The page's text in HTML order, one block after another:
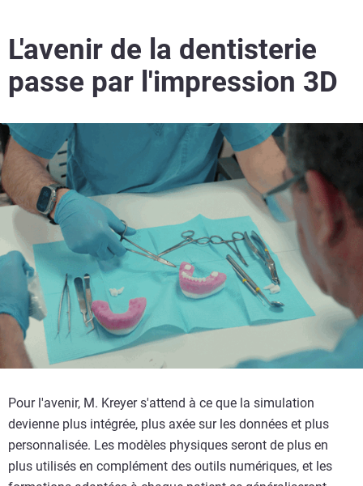
L'avenir de la dentisterie
passe par l'impression 3D
Pour l'avenir, M. Kreyer s'attend à ce que la simulation
devienne plus intégrée, plus axée sur les données et plus
personnalisée. Les modèles physiques seront de plus en
plus utilisés en complément des outils numériques, et les